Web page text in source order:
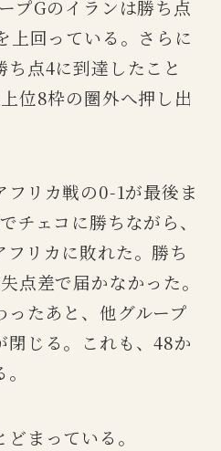
プGのイランは勝ち点
上回っている。さらに
点4に到達したこと
位8枠の圏外へ押し出
リカ戦の0-1が最後ま
チェコに勝ちながら、
リカに敗れた。勝ち
点差で届かなかった。
ったあと、他グループ
閉じる。これも、48か
まっている。